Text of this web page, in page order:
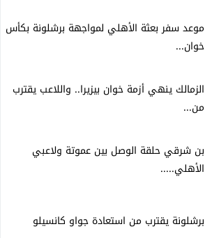
موعد سفر بعثة الأهلي لمواجهة برشلونة بكأس
خوان...
الزمالك ينهي أزمة خوان بيزيرا.. واللاعب يقترب
من...
بن شرقي حلقة الوصل بين عموتة ولاعبي
الأهلي.....
برشلونة يقترب من استعادة جواو كانسيلو